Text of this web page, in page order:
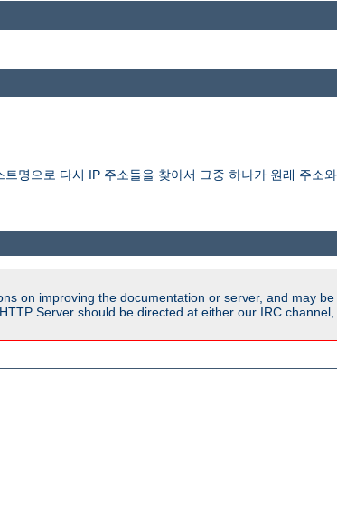
명으로 다시 IP 주소들을 찾아서 그중 하나가 원래 주소
on improving the documentation or server, and may
Server should be directed at either our IRC